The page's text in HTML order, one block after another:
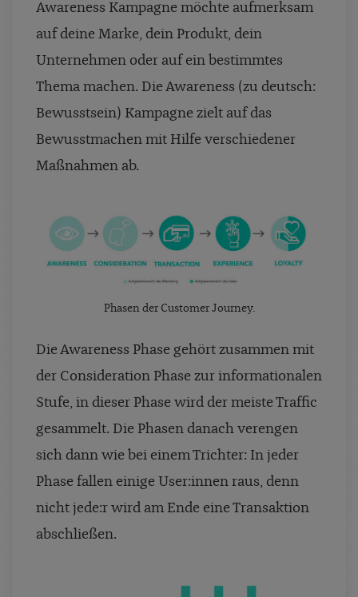
Awareness Kampagne möchte aufmerksam
auf deine Marke, dein Produkt, dein
Unternehmen oder auf ein bestimmtes
Thema machen. Die Awareness (zu deutsch:
Bewusstsein) Kampagne zielt auf das
Bewusstmachen mit Hilfe verschiedener
Maßnahmen ab.
Phasen der Customer Journey.
Die Awareness Phase gehört zusammen mit
der Consideration Phase zur informationalen
Stufe, in dieser Phase wird der meiste Traffic
gesammelt. Die Phasen danach verengen
sich dann wie bei einem Trichter: In jeder
Phase fallen einige User:innen raus, denn
nicht jede:r wird am Ende eine Transaktion
abschließen.